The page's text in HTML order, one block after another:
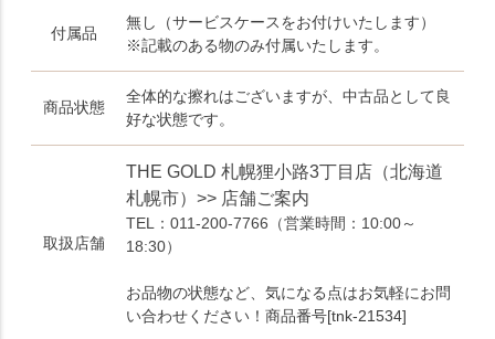
付属品
無し（サービスケースをお付けいたします）
※記載のある物のみ付属いたします。
商品状態
全体的な擦れはございますが、中古品として良
好な状態です。
取扱店舗
THE GOLD 札幌狸小路3丁目店（北海道
札幌市）>> 店舗ご案内
TEL：011-200-7766 （営業時間：10:00～
18:30）
お品物の状態など、気になる点はお気軽にお問
い合わせください！商品番号[tnk-21534]